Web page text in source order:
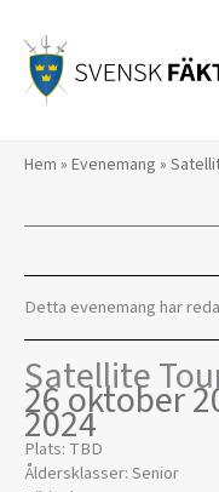
innehåll
Hem » Evenemang »
Detta evenemang har
Satellite
26 oktober
2024
Plats: TBD
Åldersklasser: Senior